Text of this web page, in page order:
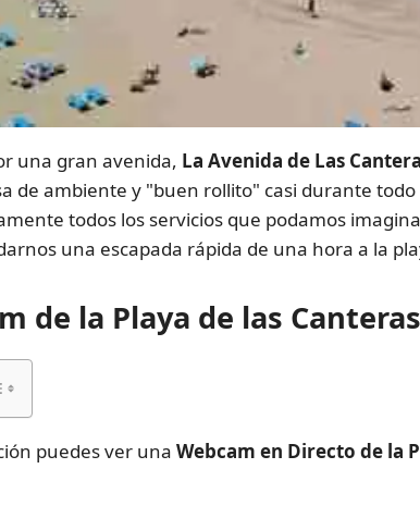
una gran avenida, La Avenida de Las
de ambiente y "buen rollito" casi durante
todos los servicios que podamos
una escapada rápida de una hora a la
de la Playa de las
puedes ver una Webcam en Directo de la